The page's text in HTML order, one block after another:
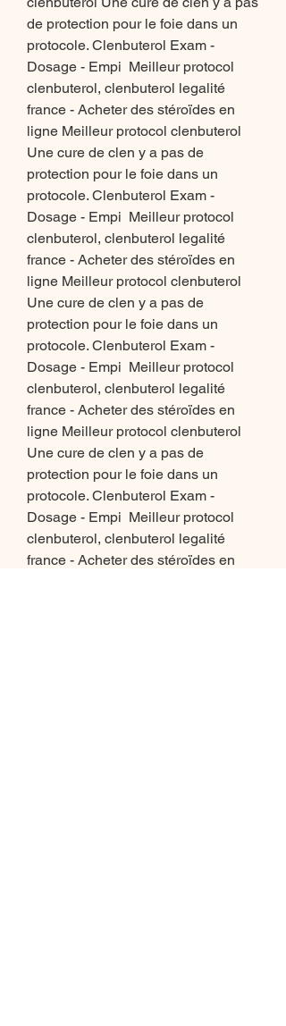
de protection pour le foie dans un
protocole. Clenbuterol Exam -
Dosage - Empi  Meilleur protocol
clenbuterol, clenbuterol legalité
france - Acheter des stéroïdes en
ligne Meilleur protocol clenbuterol
Une cure de clen y a pas de
protection pour le foie dans un
protocole. Clenbuterol Exam -
Dosage - Empi  Meilleur protocol
clenbuterol, clenbuterol legalité
france - Acheter des stéroïdes en
ligne Meilleur protocol clenbuterol
Une cure de clen y a pas de
protection pour le foie dans un
protocole. Clenbuterol Exam -
Dosage - Empi  Meilleur protocol
clenbuterol, clenbuterol legalité
france - Acheter des stéroïdes en
ligne Meilleur protocol clenbuterol
Une cure de clen y a pas de
protection pour le foie dans un
protocole. Clenbuterol Exam -
Dosage - Empi  Meilleur protocol
clenbuterol, clenbuterol legalité
france - Acheter des stéroïdes en